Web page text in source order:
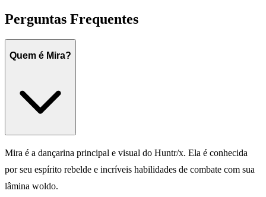
Perguntas Frequentes
Quem é Mira?
Mira é a dançarina principal e visual do Huntr/x. Ela é conhecida
por seu espírito rebelde e incríveis habilidades de combate com sua
lâmina woldo.